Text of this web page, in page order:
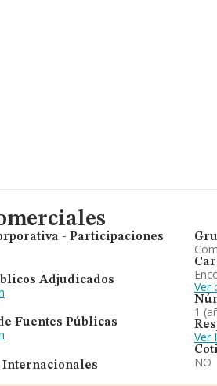
- Participaciones
Adjudicados
Fuentes Públicas
Internacionales
Ver
1
Ver
NO